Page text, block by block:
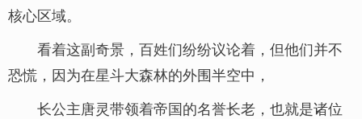
核心区域。
看着这副奇景，百姓们纷纷议论着，但他们并不
恐慌，因为在星斗大森林的外围半空中，
长公主唐灵带领着帝国的名誉长老，也就是诸位